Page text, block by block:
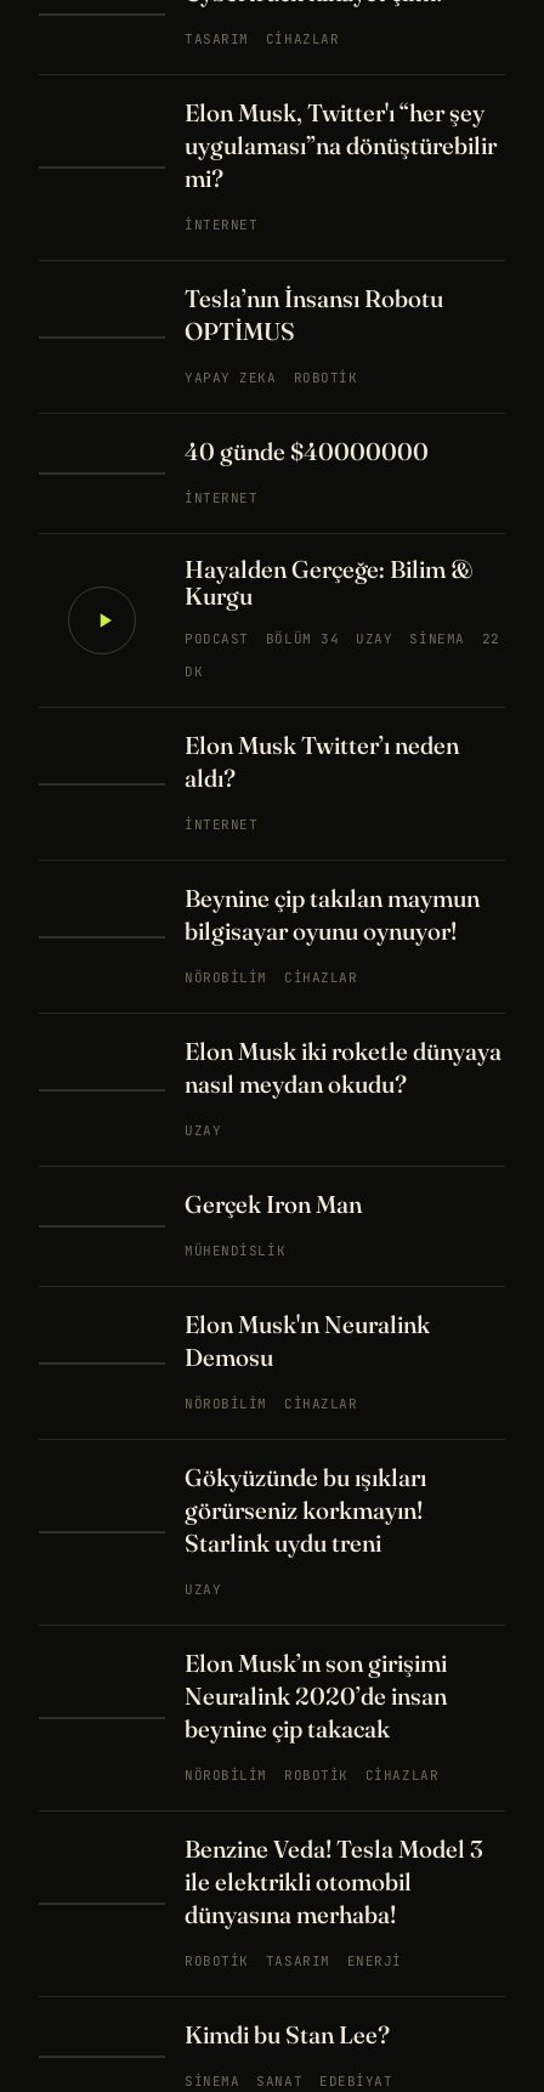
TASARIM CIHAZLAR
Elon Musk, Twitter'ı “her şey
uygulaması”na dönüştürebilir
mi?
İNTERNET
Tesla’nın İnsansı Robotu
OPTİMUS
YAPAY ZEKA ROBOTIK
40 günde $40000000
İNTERNET
Hayalden Gerçeğe: Bilim &
Kurgu
PODCAST BÖLÜM 34 UZAY SINEMA
22
DK
Elon Musk Twitter’ı neden
aldı?
İNTERNET
Beynine çip takılan maymun
bilgisayar oyunu oynuyor!
NÖROBILIM CIHAZLAR
Elon Musk iki roketle dünyaya
nasıl meydan okudu?
UZAY
Gerçek Iron Man
MÜHENDISLIK
Elon Musk'ın Neuralink
Demosu
NÖROBILIM CIHAZLAR
Gökyüzünde bu ışıkları
görürseniz korkmayın!
Starlink uydu treni
UZAY
Elon Musk’ın son girişimi
Neuralink 2020’de insan
beynine çip takacak
NÖROBILIM ROBOTIK CIHAZLAR
Benzine Veda! Tesla Model 3
ile elektrikli otomobil
dünyasına merhaba!
ROBOTIK TASARIM ENERJI
Kimdi bu Stan Lee?
SINEMA SANAT EDEBIYAT